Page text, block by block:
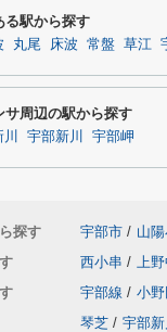
る駅から探す
丸尾 床波 常盤 草江
サ周辺の駅から探す
宇部新川 宇部岬
探す 宇部市 / 山
西小串 / 上
宇部線 / 小
琴芝 / 宇部新